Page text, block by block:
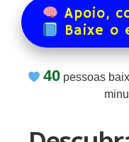
Apoio,
Baixe o
40pessoas